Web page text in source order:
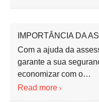
IMPORTÂNCIA DA
Com a ajuda da
garante a sua
economizar com o…
Read more